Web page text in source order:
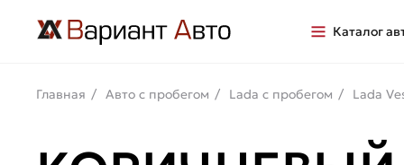
Каталог
Главная Авто с пробегом Lada с пробегом Lada